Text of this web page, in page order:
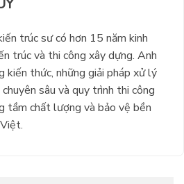
trúc sư có hơn 15 năm kinh
trúc và thi công xây dựng. Anh
kiến thức, những giải pháp xử lý
sâu và quy trình thi công
tầm chất lượng và bảo vệ bền